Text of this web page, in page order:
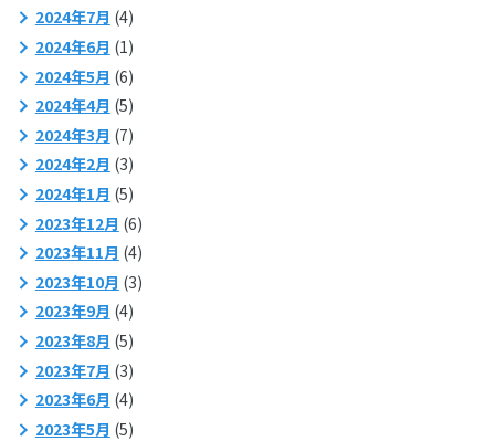
2024年7月 (4)
2024年6月 (1)
2024年5月 (6)
2024年4月 (5)
2024年3月 (7)
2024年2月 (3)
2024年1月 (5)
2023年12月 (6)
2023年11月 (4)
2023年10月 (3)
2023年9月 (4)
2023年8月 (5)
2023年7月 (3)
2023年6月 (4)
2023年5月 (5)